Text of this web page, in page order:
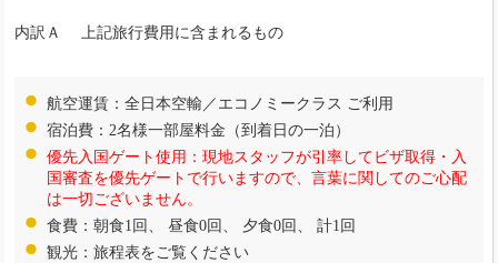
内訳Ａ 上記旅行費用に含まれるもの
航空運賃：全日本空輸／エコノミークラス ご利用
宿泊費：2名様一部屋料金（到着日の一泊）
優先入国ゲート使用：現地スタッフが引率してビザ取得・入
国審査を優先ゲートで行いますので、言葉に関してのご心配
は一切ございません。
食費：朝食1回、 昼食0回、 夕食0回、 計1回
観光：旅程表をご覧ください